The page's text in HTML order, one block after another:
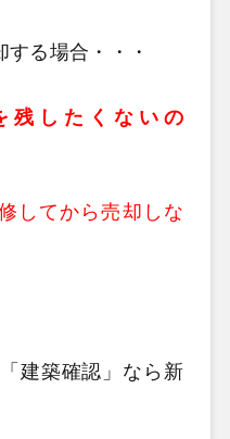
る場合・・・
残したくないの
してから売却しな
建築確認」なら新